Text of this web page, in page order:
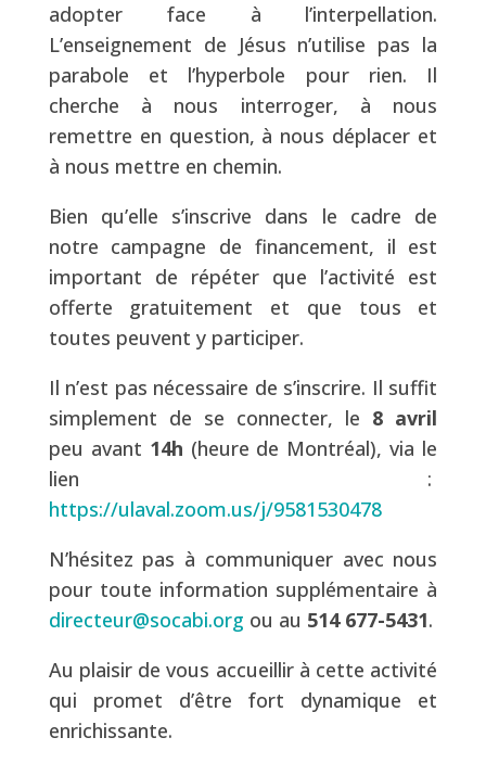
adopter face à l’interpellation.
L’enseignement de Jésus n’utilise pas la
parabole et l’hyperbole pour rien. Il
cherche à nous interroger, à nous
remettre en question, à nous déplacer et
à nous mettre en chemin.
Bien qu’elle s’inscrive dans le cadre de
notre campagne de financement, il est
important de répéter que l’activité est
offerte gratuitement et que tous et
toutes peuvent y participer.
Il n’est pas nécessaire de s’inscrire. Il suffit
simplement de se connecter, le 8 avril
peu avant 14h (heure de Montréal), via le
lien :
https://ulaval.zoom.us/j/9581530478
N’hésitez pas à communiquer avec nous
pour toute information supplémentaire à
directeur@socabi.org ou au 514 677-5431.
Au plaisir de vous accueillir à cette activité
qui promet d’être fort dynamique et
enrichissante.